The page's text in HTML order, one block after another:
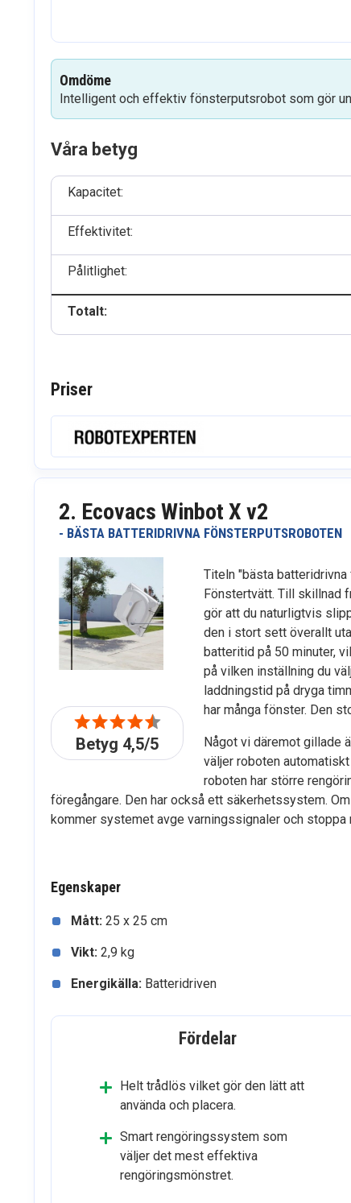
Omdöme
Intelligent och effektiv fönsterputsrobot som gör
Våra betyg
Kapacitet:
Effektivitet:
Pålitlighet:
Totalt:
Priser
2. Ecovacs Winbot X v2
- BÄSTA BATTERIDRIVNA FÖNSTERPUTSROBOTEN
Betyg 4,5/5
Titeln "bästa
Fönstertvätt. Till skillnad
gör att du naturligtvis
den i stort sett överallt
batteritid på 50 minuter,
på vilken inställning du
laddningstid på dryga
har många fönster. Den
Något vi däremot gillade
väljer roboten
roboten har större
föregångare. Den har också ett säkerhetssystem.
kommer systemet avge varningssignaler och stoppa
Egenskaper
Mått: 25 x 25 cm
Vikt: 2,9 kg
Energikälla: Batteridriven
Fördelar
Helt trådlös vilket gör den lätt att
använda och placera.
Smart rengöringssystem som
väljer det mest effektiva
rengöringsmönstret.